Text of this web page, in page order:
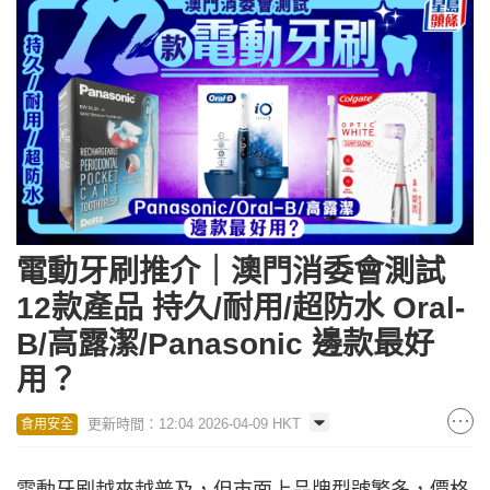
電動牙刷推介｜澳門消委會測試
12款產品 持久/耐用/超防水 Oral-
B/高露潔/Panasonic 邊款最好
用？
食用安全 更新時間：12:04 2026-04-09 HKT